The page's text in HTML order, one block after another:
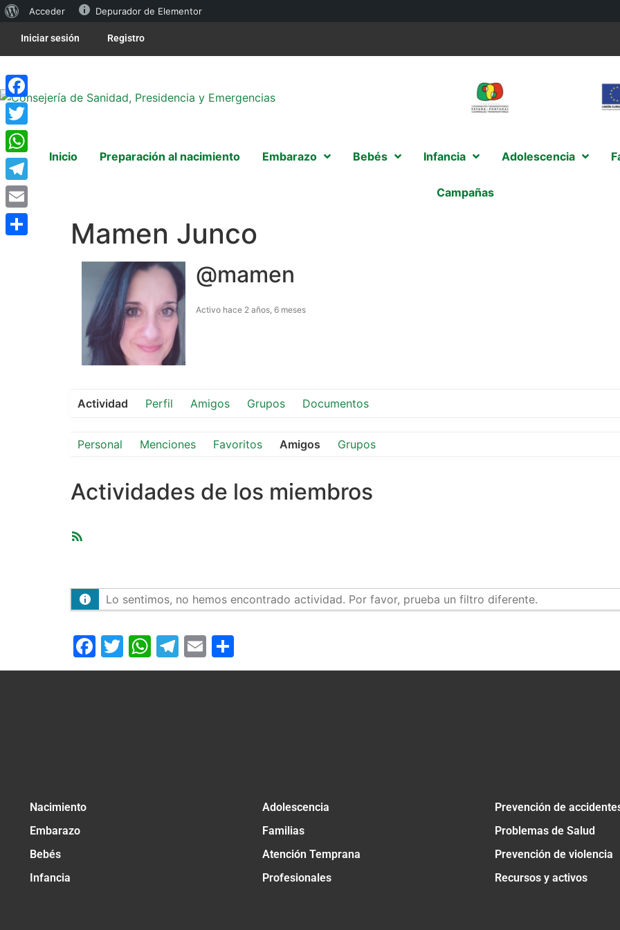
Acceder Depurador de Elementor
Iniciar sesión Registro
Inicio Preparación al nacimiento Embarazo Bebés Infancia Adolescencia
Campañas
Mamen Junco
@mamen
Activo hace 2 años, 6 meses
Actividad Perfil Amigos Grupos Documentos
Personal Menciones Favoritos Amigos Grupos
Actividades de los miembros
Lo sentimos, no hemos encontrado actividad. Por favor, prueba un filtro diferente.
Facebook
Twitter
WhatsApp
Telegram
Email
Nacimiento
Embarazo
Bebés
Infancia
Adolescencia
Familias
Atención Temprana
Profesionales
Prevención de
Problemas de Salud
Prevención de violencia
Recursos y activos
Facebook
Twitter
WhatsApp
Telegram
Email